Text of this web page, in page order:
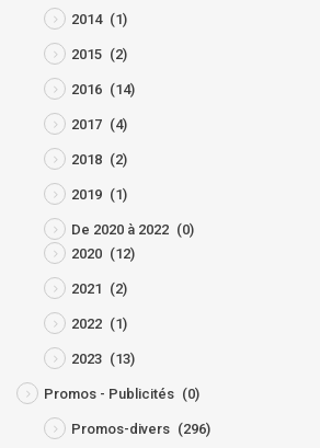
2014 (1)
2015 (2)
2016 (14)
2017 (4)
2018 (2)
2019 (1)
De 2020 à 2022 (0)
2020 (12)
2021 (2)
2022 (1)
2023 (13)
Promos - Publicités (0)
Promos-divers (296)